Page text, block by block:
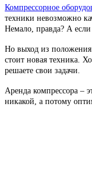
Компрессорное
техники невозможно
Немало, правда? А если
Но выход из положения
стоит новая техника.
решаете свои задачи.
Аренда компрессора –
никакой, а потому